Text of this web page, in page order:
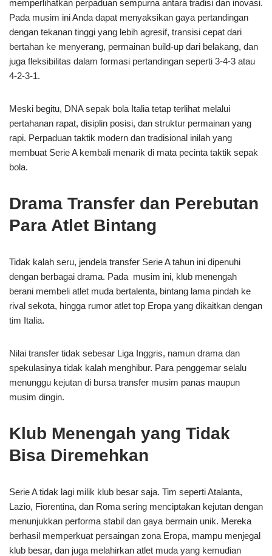
memperlihatkan perpaduan sempurna antara tradisi dan inovasi.
Pada musim ini Anda dapat menyaksikan gaya pertandingan
dengan tekanan tinggi yang lebih agresif, transisi cepat dari
bertahan ke menyerang, permainan build-up dari belakang, dan
juga fleksibilitas dalam formasi pertandingan seperti 3-4-3 atau
4-2-3-1.
Meski begitu, DNA sepak bola Italia tetap terlihat melalui
pertahanan rapat, disiplin posisi, dan struktur permainan yang
rapi. Perpaduan taktik modern dan tradisional inilah yang
membuat Serie A kembali menarik di mata pecinta taktik sepak
bola.
Drama Transfer dan Perebutan
Para Atlet Bintang
Tidak kalah seru, jendela transfer Serie A tahun ini dipenuhi
dengan berbagai drama. Pada musim ini, klub menengah
berani membeli atlet muda bertalenta, bintang lama pindah ke
rival sekota, hingga rumor atlet top Eropa yang dikaitkan dengan
tim Italia.
Nilai transfer tidak sebesar Liga Inggris, namun drama dan
spekulasinya tidak kalah menghibur. Para penggemar selalu
menunggu kejutan di bursa transfer musim panas maupun
musim dingin.
Klub Menengah yang Tidak
Bisa Diremehkan
Serie A tidak lagi milik klub besar saja. Tim seperti Atalanta,
Lazio, Fiorentina, dan Roma sering menciptakan kejutan dengan
menunjukkan performa stabil dan gaya bermain unik. Mereka
berhasil memperkuat persaingan zona Eropa, mampu menjegal
klub besar, dan juga melahirkan atlet muda yang kemudian